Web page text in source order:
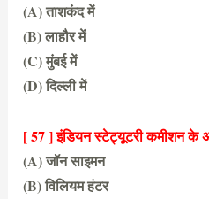
(A) ताशकंद में
(B) लाहौर में
(C) मुंबई में
(D) दिल्ली में
[ 57 ] इंडियन स्टेट्यूटरी कमीशन के
(A) जॉन साइमन
(B) विलियम हंटर